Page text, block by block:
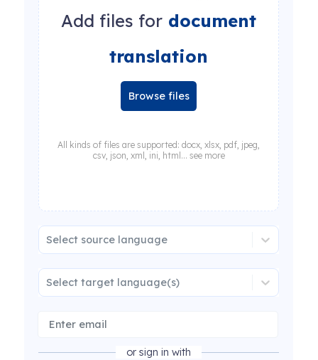
Add files for document
translation
Browse files
All kinds of files are supported: docx, xlsx, pdf, jpeg,
csv, json, xml, ini, html... see more
Select source language
Select target language(s)
or sign in with